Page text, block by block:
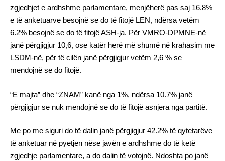
zgjedhjet e ardhshme parlamentare, menjëherë pas saj 16.8%
e të anketuarve besojnë se do të fitojë LEN, ndërsa vetëm
6.2% besojnë se do të fitojë ASH-ja. Për VMRO-DPMNE-në
janë përgjigjur 10,6, ose katër herë më shumë në krahasim me
LSDM-në, për të cilën janë përgjigjur vetëm 2,6 % se
mendojnë se do fitojë.
“E majta” dhe “ZNAM” kanë nga 1%, ndërsa 10.7% janë
përgjigjur se nuk mendojnë se do të fitojë asnjera nga partitë.
Me po me siguri do të dalin janë përgjigjur 42.2% të qytetarëve
të anketuar në pyetjen nëse javën e ardhshme do të ketë
zgjedhje parlamentare, a do dalin të votojnë. Ndoshta po janë